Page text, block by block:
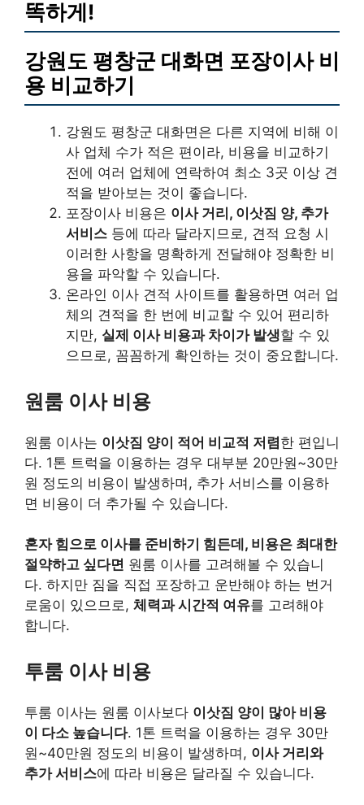
똑하게!
강원도 평창군 대화면 포장이사 비
용 비교하기
강원도 평창군 대화면은 다른 지역에 비해 이
사 업체 수가 적은 편이라, 비용을 비교하기
전에 여러 업체에 연락하여 최소 3곳 이상 견
적을 받아보는 것이 좋습니다.
포장이사 비용은 이사 거리, 이삿짐 양, 추가
서비스 등에 따라 달라지므로, 견적 요청 시
이러한 사항을 명확하게 전달해야 정확한 비
용을 파악할 수 있습니다.
온라인 이사 견적 사이트를 활용하면 여러 업
체의 견적을 한 번에 비교할 수 있어 편리하
지만, 실제 이사 비용과 차이가 발생할 수 있
으므로, 꼼꼼하게 확인하는 것이 중요합니다.
원룸 이사 비용
원룸 이사는 이삿짐 양이 적어 비교적 저렴한 편입니
다. 1톤 트럭을 이용하는 경우 대부분 20만원~30만
원 정도의 비용이 발생하며, 추가 서비스를 이용하
면 비용이 더 추가될 수 있습니다.
혼자 힘으로 이사를 준비하기 힘든데, 비용은 최대한
절약하고 싶다면 원룸 이사를 고려해볼 수 있습니
다. 하지만 짐을 직접 포장하고 운반해야 하는 번거
로움이 있으므로, 체력과 시간적 여유를 고려해야
합니다.
투룸 이사 비용
투룸 이사는 원룸 이사보다 이삿짐 양이 많아 비용
이 다소 높습니다. 1톤 트럭을 이용하는 경우 30만
원~40만원 정도의 비용이 발생하며, 이사 거리와
추가 서비스에 따라 비용은 달라질 수 있습니다.